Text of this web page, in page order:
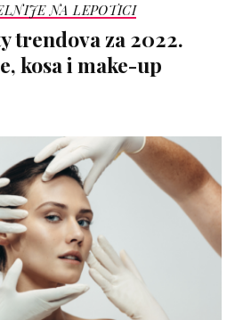
NA LEPOTICI
trendova za 2022.
kosa i make-up